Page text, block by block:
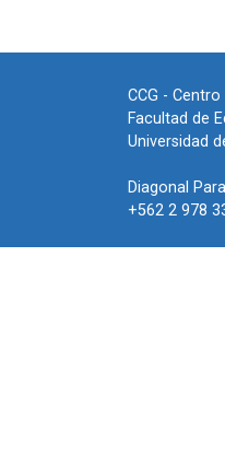
CCG -
Facultad de
Universidad
Diagonal
+562 2 978